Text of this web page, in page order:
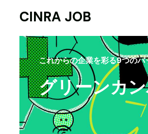
CINRA JOB
これからの企業を彩る9つのバ
グリーンカ